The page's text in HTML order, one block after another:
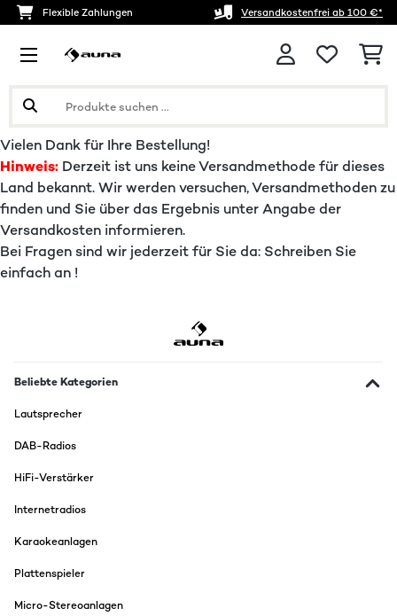
Flexible Zahlungen Versandkostenfrei ab 100 €*
Vielen Dank für Ihre Bestellung!
Hinweis: Derzeit ist uns keine Versandmethode für dieses
Land bekannt. Wir werden versuchen, Versandmethoden zu
finden und Sie über das Ergebnis unter Angabe der
Versandkosten informieren.
Bei Fragen sind wir jederzeit für Sie da: Schreiben Sie
einfach an !
Beliebte Kategorien
Lautsprecher
DAB-Radios
HiFi-Verstärker
Internetradios
Karaokeanlagen
Plattenspieler
Micro-Stereoanlagen